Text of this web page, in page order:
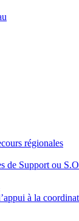
régionales
de Support ou
à la